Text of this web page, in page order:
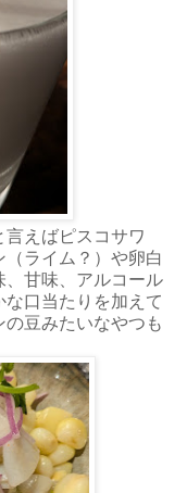
えばピスコサワ
ライム？）や卵白
、甘味、アルコール
口当たりを加えて
豆みたいなやつも